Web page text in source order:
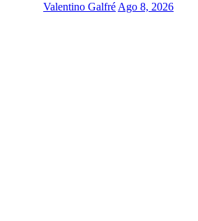
Valentino Galfré Ago 8, 2026